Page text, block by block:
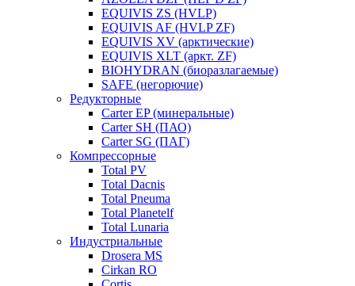
EQUIVIS ZS (HVLP)
EQUIVIS AF (HVLP ZF)
EQUIVIS XV (арктические)
EQUIVIS XLT (аркт. ZF)
BIOHYDRAN (биоразлагаемые)
SAFE (негорючие)
Редукторные
Carter EP (минеральные)
Carter SH (ПАО)
Carter SG (ПАГ)
Компрессорные
Total PV
Total Dacnis
Total Pneuma
Total Planetelf
Total Lunaria
Индустриальные
Drosera MS
Cirkan RO